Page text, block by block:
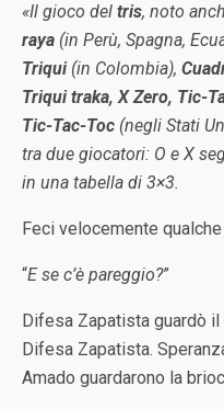
«Il gioco del tris, noto
raya (in Perù, Spagna,
Triqui(in Colombia),
Triqui traka, X Zero, Tic-
Tic-Tac-Toc (negli Stati
tra due giocatori: O e X
in una tabella di 3×3.
Feci velocemente
“E se c’è pareggio?”
Difesa Zapatista guardò
Difesa Zapatista.
Amado guardarono la